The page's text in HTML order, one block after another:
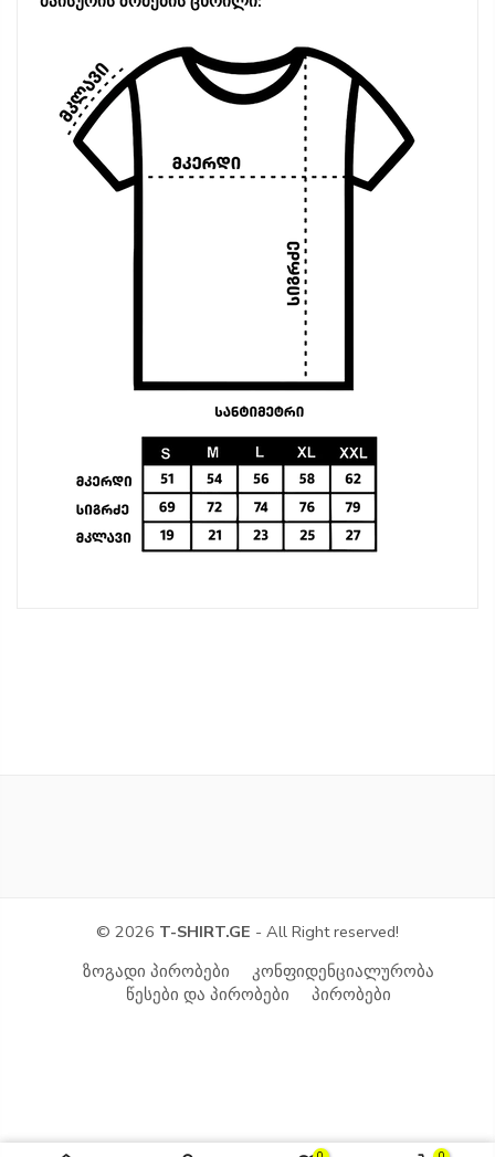
© 2026 T-SHIRT.GE - All Right reserved!
ზოგადი პირობები
კონფიდენციალურობა
წესები და პირობები
პირობები